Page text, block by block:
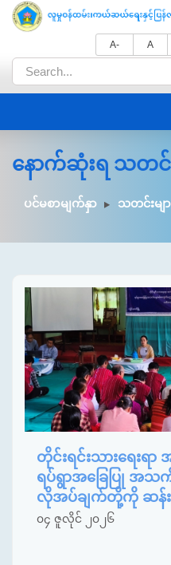
A- A
နောက်ဆုံးရ သတင်း
ပင်မစာမျက်နှာ သတင်းမျာ
တိုင်းရင်းသားရေးရာ
ရပ်ရွာအခြေပြု အသက်
လိုအပ်ချက်တို့ကို ဆန်း
၀၄ ဇူလိုင် ၂၀၂၆